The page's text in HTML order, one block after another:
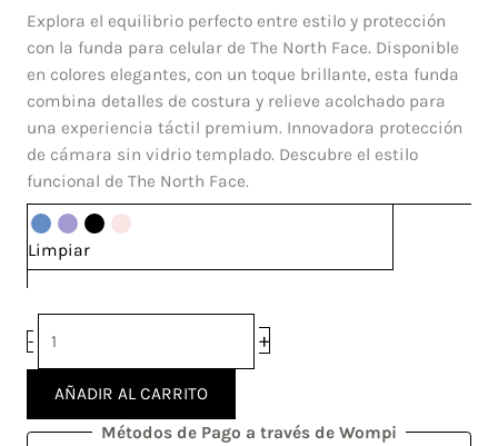
Explora el equilibrio perfecto entre estilo y protección
con la funda para celular de The North Face. Disponible
en colores elegantes, con un toque brillante, esta funda
combina detalles de costura y relieve acolchado para
una experiencia táctil premium. Innovadora protección
de cámara sin vidrio templado. Descubre el estilo
funcional de The North Face.
Limpiar
-
Francia
Vivo
cantidad
+
AÑADIR AL CARRITO
Métodos de Pago a través de Wompi